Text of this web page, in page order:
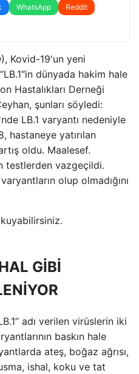
WhatsApp
Reddit
Kovid-19'un yeni
dünyada hakim hale
Hastalıkları Derneği
şunları söyledi:
LB.1 varyantı nedeniyle
hastaneye yatırılan
oldu. Maalesef.
testlerden vazgeçildi.
olup olmadığını
GİBİ
adı verilen virüslerin iki
baskın hale
ateş, boğaz ağrısı,
ishal, koku ve tat